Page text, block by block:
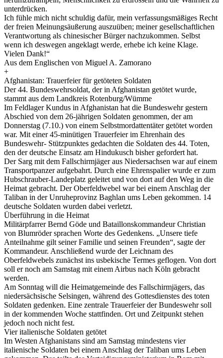
unterdrücken.
Ich fühle mich nicht schuldig dafür, mein verfassungsmäßiges Recht
der freien Meinungsäußerung auszuüben; meiner gesellschaftlichen
Verantwortung als chinesischer Bürger nachzukommen. Selbst
wenn ich deswegen angeklagt werde, erhebe ich keine Klage.
Vielen Dank!“
Aus dem Englischen von Miguel A. Zamorano
+
Afghanistan: Trauerfeier für getöteten Soldaten
Der 44. Bundeswehrsoldat, der in Afghanistan getötet wurde,
stammt aus dem Landkreis Rotenburg/Wümme
Im Feldlager Kundus in Afghanistan hat die Bundeswehr gestern
Abschied von dem 26-jährigen Soldaten genommen, der am
Donnerstag (7.10.) von einem Selbstmordattentäter getötet worden
war. Mit einer 45-minütigen Trauerfeier im Ehrenhain des
Bundeswehr- Stützpunktes gedachten die Soldaten des 44. Toten,
den der deutsche Einsatz am Hindukusch bisher gefordert hat.
Der Sarg mit dem Fallschirmjäger aus Niedersachsen war auf einem
Transportpanzer aufgebahrt. Durch eine Ehrenspalier wurde er zum
Hubschrauber-Landeplatz geleitet und von dort auf den Weg in die
Heimat gebracht. Der Oberfeldwebel war bei einem Anschlag der
Taliban in der Unruheprovinz Baghlan ums Leben gekommen. 14
deutsche Soldaten wurden dabei verletzt.
Überführung in die Heimat
Militärpfarrer Bernd Göde und Bataillonskommandeur Christian
von Blumröder sprachen Worte des Gedenkens. „Unsere tiefe
Anteilnahme gilt seiner Familie und seinen Freunden“, sagte der
Kommandeur. Anschließend wurde der Leichnam des
Oberfeldwebels zunächst ins usbekische Termes geflogen. Von dort
soll er noch am Samstag mit einem Airbus nach Köln gebracht
werden.
Am Sonntag will die Heimatgemeinde des Fallschirmjägers, das
niedersächsische Selsingen, während des Gottesdienstes des toten
Soldaten gedenken. Eine zentrale Trauerfeier der Bundeswehr soll
in der kommenden Woche stattfinden. Ort und Zeitpunkt stehen
jedoch noch nicht fest.
Vier italienische Soldaten getötet
Im Westen Afghanistans sind am Samstag mindestens vier
italienische Soldaten bei einem Anschlag der Taliban ums Leben